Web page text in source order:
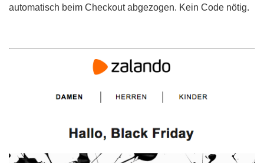
automatisch beim Checkout abgezogen. Kein Code nötig.